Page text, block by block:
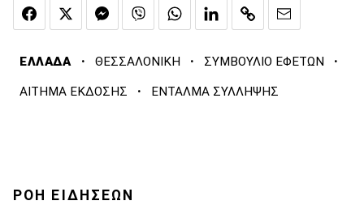
ΕΛΛΑΔΑ · ΘΕΣΣΑΛΟΝΙΚΗ · ΣΥΜΒΟΥΛΙΟ ΕΦΕΤΩΝ ·
ΑΙΤΗΜΑ ΕΚΔΟΣΗΣ · ΕΝΤΑΛΜΑ ΣΥΛΛΗΨΗΣ
ΡΟΗ ΕΙΔΗΣΕΩΝ